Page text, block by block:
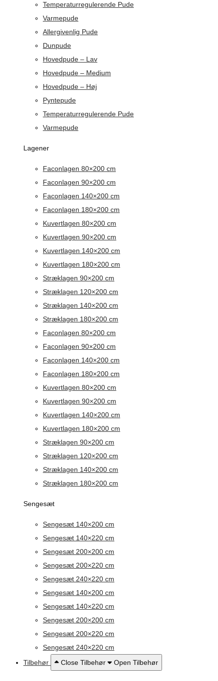
Temperaturregulerende Pude
Varmepude
Allergivenlig Pude
Dunpude
Hovedpude – Lav
Hovedpude – Medium
Hovedpude – Høj
Pyntepude
Temperaturregulerende Pude
Varmepude
Lagener
Faconlagen 80×200 cm
Faconlagen 90×200 cm
Faconlagen 140×200 cm
Faconlagen 180×200 cm
Kuvertlagen 80×200 cm
Kuvertlagen 90×200 cm
Kuvertlagen 140×200 cm
Kuvertlagen 180×200 cm
Stræklagen 90×200 cm
Stræklagen 120×200 cm
Stræklagen 140×200 cm
Stræklagen 180×200 cm
Faconlagen 80×200 cm
Faconlagen 90×200 cm
Faconlagen 140×200 cm
Faconlagen 180×200 cm
Kuvertlagen 80×200 cm
Kuvertlagen 90×200 cm
Kuvertlagen 140×200 cm
Kuvertlagen 180×200 cm
Stræklagen 90×200 cm
Stræklagen 120×200 cm
Stræklagen 140×200 cm
Stræklagen 180×200 cm
Sengesæt
Sengesæt 140×200 cm
Sengesæt 140×220 cm
Sengesæt 200×200 cm
Sengesæt 200×220 cm
Sengesæt 240×220 cm
Sengesæt 140×200 cm
Sengesæt 140×220 cm
Sengesæt 200×200 cm
Sengesæt 200×220 cm
Sengesæt 240×220 cm
Tilbehør
Close Tilbehør Open Tilbehør